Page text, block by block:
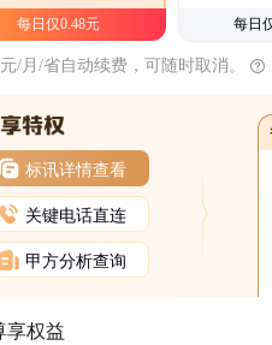
每日仅0.48元 每日
/月/省自动续费，可随时取消。
标讯详情查看
关键电话直连
甲方分析查询
享权益